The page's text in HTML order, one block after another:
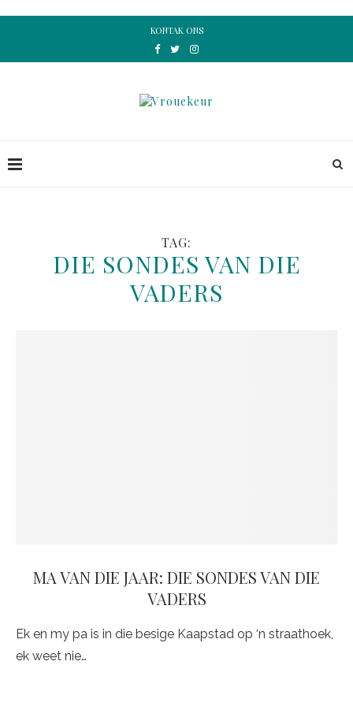
KONTAK ONS
TAG:
DIE SONDES VAN DIE
VADERS
MA VAN DIE JAAR: DIE SONDES VAN DIE
VADERS
Ek en my pa is in die besige Kaapstad op ‘n straathoek,
ek weet nie…